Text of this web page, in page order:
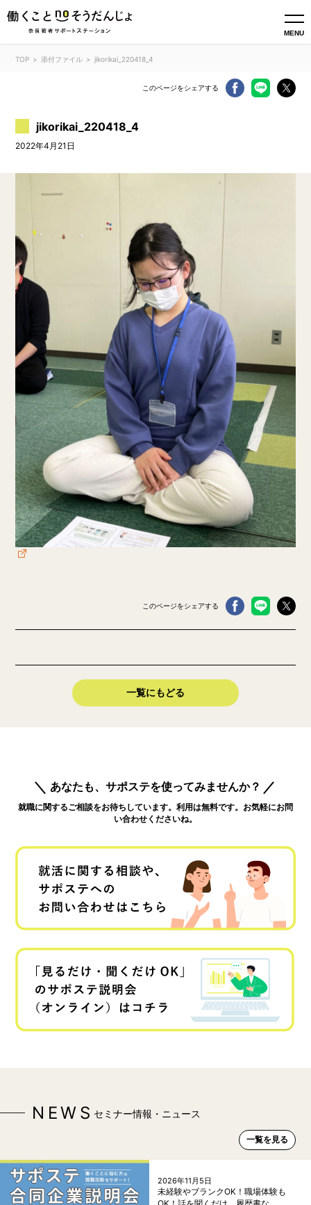
MENU
TOP 添付ファイル jikorikai_220418_4
このページをシェアする
jikorikai_220418_4
2022年4月21日
このページをシェアする
一覧にもどる
あなたも、サポステを使ってみませんか？
就職に関するご相談をお待ちしています。利用は無料です。お気軽にお問
い合わせくださいね。
NEWS セミナー情報・ニュース
一覧を見る
2026年11月5日
未経験やブランクOK！職場体験も